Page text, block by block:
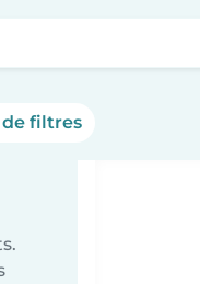
de filtres